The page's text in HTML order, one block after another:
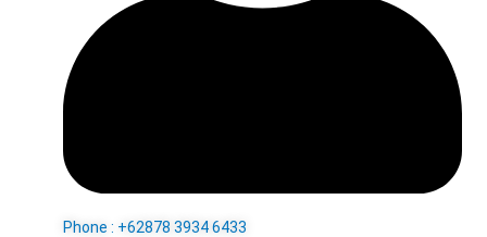
Phone : +62878 3934 6433